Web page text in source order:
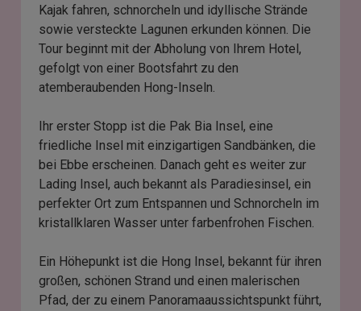
Kajak fahren, schnorcheln und idyllische Strände
sowie versteckte Lagunen erkunden können. Die
Tour beginnt mit der Abholung von Ihrem Hotel,
gefolgt von einer Bootsfahrt zu den
atemberaubenden Hong-Inseln.
Ihr erster Stopp ist die Pak Bia Insel, eine
friedliche Insel mit einzigartigen Sandbänken, die
bei Ebbe erscheinen. Danach geht es weiter zur
Lading Insel, auch bekannt als Paradiesinsel, ein
perfekter Ort zum Entspannen und Schnorcheln im
kristallklaren Wasser unter farbenfrohen Fischen.
Ein Höhepunkt ist die Hong Insel, bekannt für ihren
großen, schönen Strand und einen malerischen
Pfad, der zu einem Panoramaaussichtspunkt führt,